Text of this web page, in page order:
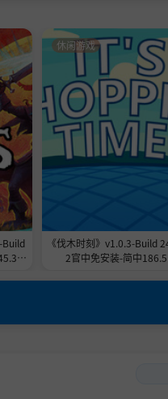
Build
《伐木时刻》v1.0.3-Build
2官中免安装-简中
休闲游戏